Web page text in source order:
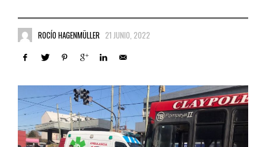
ROCÍO HAGENMÜLLER 21 JUNIO, 2022